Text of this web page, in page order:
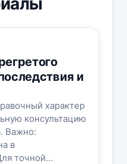
и
характер
консультацию
Важно:
в
точной…